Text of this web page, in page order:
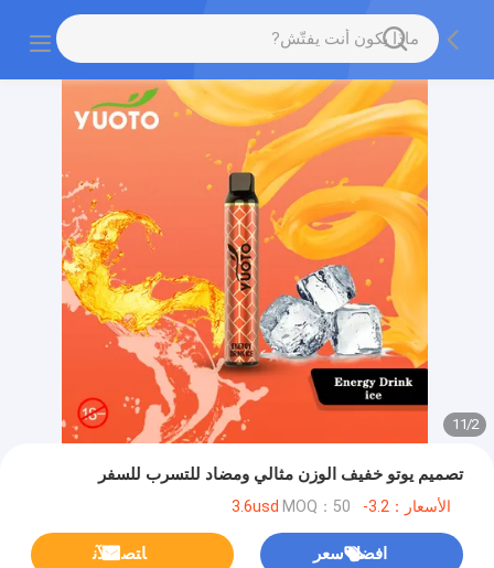
2
/
11
تصميم يوتو خفيف الوزن مثالي ومضاد للتسرب للسفر
الأسعار：3.2-3.6usd MOQ：50
افضل سعر ﺎﺘﺼﻟ ﺍﻶﻧ